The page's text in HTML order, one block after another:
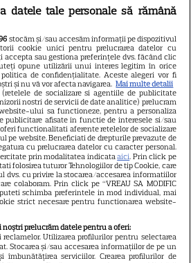
Ryan Gosling este noul Ghost
Rider din Universul Marvel.
Anunțul făcut la Comic-Con i-
a entuziasmat pe fani
DISNEY PLUS
„Diavolul se îmbracă de la
Prada 2” s-a lansat pe Disney+.
Meryl Streep și Anne
Hathaway revin la revista
Runway
datele tale personale să rămână
stocăm și/sau accesăm informații pe dispozitivul
cookie unici pentru prelucrarea datelor cu
accepta sau gestiona preferințele dvs. făcând clic
opune utilizării unui interes legitim în orice
de confidențialitate. Aceste alegeri vor fi
și nu vă vor afecta navigarea. Mai multe detalii
de socializare si agentiile de publicitate
nostri de servicii de date analitice) prelucram
ului sa functioneze, pentru a personaliza
afisate in functie de interesele si/sau
functionalitati aferente retelelor de socializare
pe website. Beneficiati de drepturile prevazute de
cu prelucrarea datelor cu caracter personal.
prin modalitatea indicataaici. Prin click pe
folosirea tuturor Tehnologiilor de tip Cookie, care
dvs. cu privire la stocarea/accesarea informatiilor
colaboram. Prin click pe “VREAU SA MODIFIC
puteti schimba preferintele in mod individual, mai
strict necesare pentru functionarea website-
prelucrăm datele pentru a oferi:
reclamelor. Utilizarea profilurilor pentru selectarea
Stocarea și/sau accesarea informațiilor de pe un
îmbunătățirea serviciilor. Crearea profilurilor de